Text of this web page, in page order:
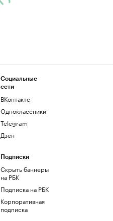
Социальные
сети
ВКонтакте
Одноклассники
Telegram
Дзен
Подписки
Скрыть баннеры
на РБК
Подписка на РБК
Корпоративная
подписка